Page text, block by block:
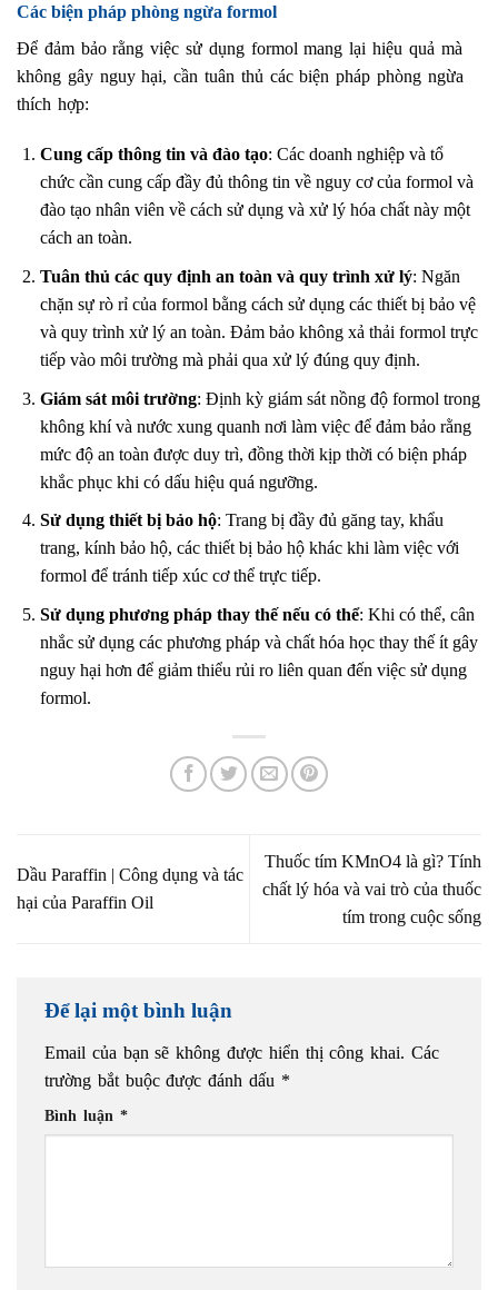
Các biện pháp phòng ngừa formol
Để đảm bảo rằng việc sử dụng formol mang lại hiệu quả mà
không gây nguy hại, cần tuân thủ các biện pháp phòng ngừa
thích hợp:
Cung cấp thông tin và đào tạo: Các doanh nghiệp và tổ
chức cần cung cấp đầy đủ thông tin về nguy cơ của formol và
đào tạo nhân viên về cách sử dụng và xử lý hóa chất này một
cách an toàn.
Tuân thủ các quy định an toàn và quy trình xử lý: Ngăn
chặn sự rò rỉ của formol bằng cách sử dụng các thiết bị bảo vệ
và quy trình xử lý an toàn. Đảm bảo không xả thải formol trực
tiếp vào môi trường mà phải qua xử lý đúng quy định.
Giám sát môi trường: Định kỳ giám sát nồng độ formol trong
không khí và nước xung quanh nơi làm việc để đảm bảo rằng
mức độ an toàn được duy trì, đồng thời kịp thời có biện pháp
khắc phục khi có dấu hiệu quá ngưỡng.
Sử dụng thiết bị bảo hộ: Trang bị đầy đủ găng tay, khẩu
trang, kính bảo hộ, các thiết bị bảo hộ khác khi làm việc với
formol để tránh tiếp xúc cơ thể trực tiếp.
Sử dụng phương pháp thay thế nếu có thể: Khi có thể, cân
nhắc sử dụng các phương pháp và chất hóa học thay thế ít gây
nguy hại hơn để giảm thiểu rủi ro liên quan đến việc sử dụng
formol.
Dầu Paraffin | Công dụng và tác
hại của Paraffin Oil
Thuốc tím KMnO4 là gì? Tính
chất lý hóa và vai trò của thuốc
tím trong cuộc sống
Để lại một bình luận
Email của bạn sẽ không được hiển thị công khai. Các
trường bắt buộc được đánh dấu *
Bình luận *